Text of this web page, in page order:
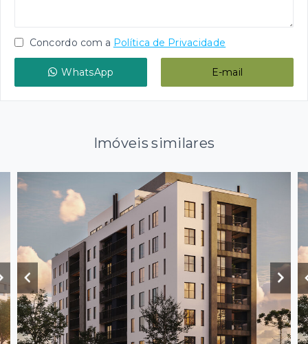
Concordo com a Política de Privacidade
WhatsApp E-mail
Imóveis similares